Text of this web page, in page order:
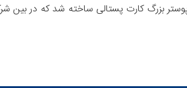
بزرگ کارت پستالی ساخته شد که در بین